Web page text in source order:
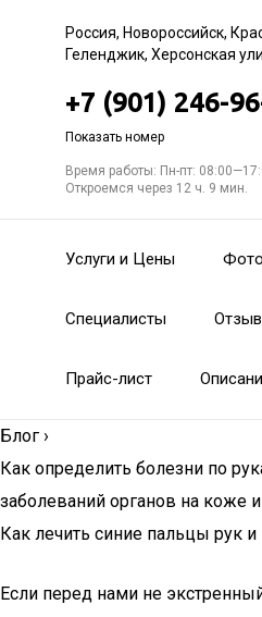
Россия, Новороссийск,
Геленджик, Херсонская
+7 (901) 246-
Показать номер
Время работы: Пн-пт:
Откроемся через 12 ч. 9 мин.
Услуги и Цены Фото
Специалисты
Прайс-лист
Блог ›
Как определить болезни по
заболеваний органов на коже и
Как лечить синие пальцы рук и
Если перед нами не